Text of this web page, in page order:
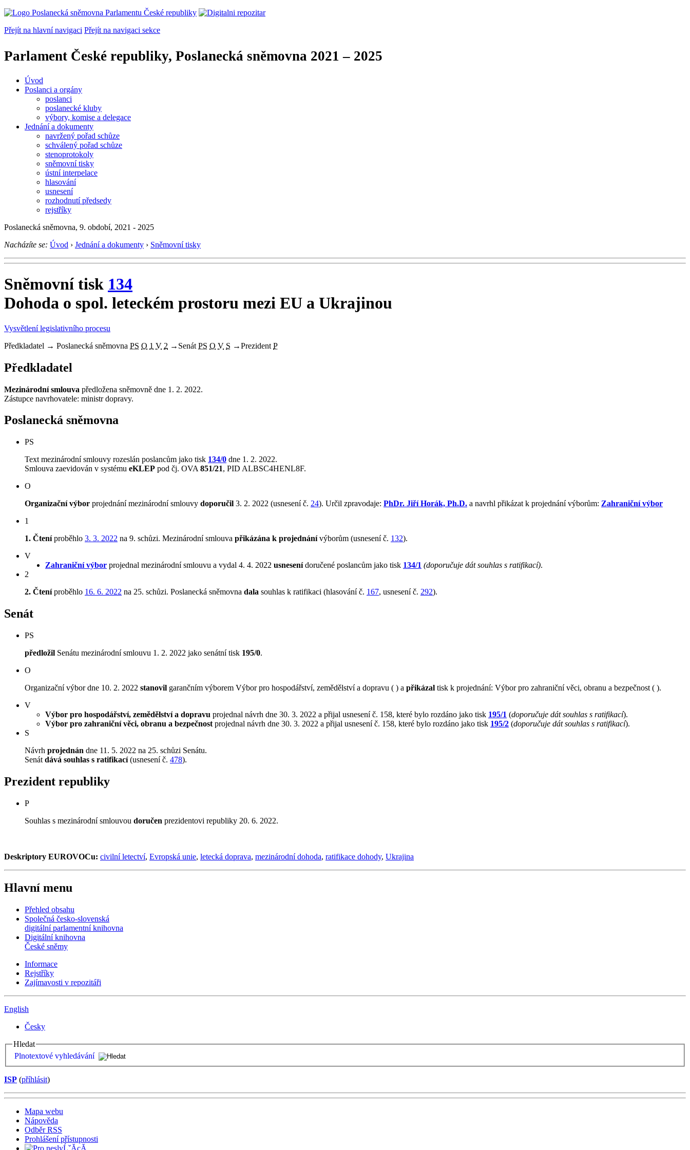
Přejít na hlavní navigaci Přejít na navigaci sekce
Parlament České republiky, Poslanecká sněmovna 2021 – 2025
Úvod
Poslanci a orgány
poslanci
poslanecké kluby
výbory, komise a delegace
Jednání a dokumenty
navržený pořad schůze
schválený pořad schůze
stenoprotokoly
sněmovní tisky
ústní interpelace
hlasování
usnesení
rozhodnutí předsedy
rejstříky
Poslanecká sněmovna, 9. období, 2021 - 2025
Nacházíte se: Úvod › Jednání a dokumenty › Sněmovní tisky
Sněmovní tisk 134
Dohoda o spol. leteckém prostoru mezi EU a Ukrajinou
Vysvětlení legislativního procesu
Předkladatel → Poslanecká sněmovna PS O 1 V 2 → Senát PS O V S →Prezident P
Předkladatel
Mezinárodní smlouva předložena sněmovně dne 1. 2. 2022.
Zástupce navrhovatele: ministr dopravy.
Poslanecká sněmovna
PS
Text mezinárodní smlouvy rozeslán poslancům jako tisk 134/0 dne 1. 2. 2022.
Smlouva zaevidován v systému eKLEP pod čj. OVA 851/21, PID ALBSC4HENL8F.
O
Organizační výbor projednání mezinárodní smlouvy doporučil 3. 2. 2022 (usnesení č. 24). Určil zpravodaje: PhDr. Jiří Horák, Ph.D. a navrhl přikázat k projednání výborům: Zahraniční výbor
1
1. Čteníproběhlo 3. 3. 2022 na 9. schůzi. Mezinárodní smlouva přikázána k projednánívýborům (usnesení č. 132).
V
Zahraniční výbor projednal mezinárodní smlouvu a vydal 4. 4. 2022 usnesenídoručené poslancům jako tisk 134/1 (doporučuje dát souhlas s ratifikací).
2
2. Čteníproběhlo 16. 6. 2022 na 25. schůzi. Poslanecká sněmovna dala souhlas k ratifikaci (hlasování č. 167, usnesení č. 292).
Senát
PS
předložil Senátu mezinárodní smlouvu 1. 2. 2022 jako senátní tisk 195/0.
O
Organizační výbor dne 10. 2. 2022 stanovil garančním výborem Výbor pro hospodářství, zemědělství a dopravu ( ) a přikázal tisk k projednání: Výbor pro zahraniční věci, obranu a bezpečnost ( ).
V
Výbor pro hospodářství, zemědělství a dopravu projednal návrh dne 30. 3. 2022 a přijal usnesení č. 158, které bylo rozdáno jako tisk 195/1 (doporučuje dát souhlas s ratifikací).
Výbor pro zahraniční věci, obranu a bezpečnost projednal návrh dne 30. 3. 2022 a přijal usnesení č. 158, které bylo rozdáno jako tisk 195/2 (doporučuje dát souhlas s ratifikací).
S
Návrh projednán dne 11. 5. 2022 na 25. schůzi Senátu.
Senát dává souhlas s ratifikací(usnesení č. 478).
Prezident republiky
P
Souhlas s mezinárodní smlouvou doručen prezidentovi republiky 20. 6. 2022.
Deskriptory EUROVOCu: civilní letectví, Evropská unie, letecká doprava, mezinárodní dohoda, ratifikace dohody, Ukrajina
Hlavní menu
Přehled obsahu
Společná česko-slovenská
digitální parlamentní knihovna
Digitální knihovna
České sněmy
Informace
Rejstříky
Zajímavosti v repozitáři
English
Česky
Hledat
Plnotextové vyhledávání
ISP (příhlásit)
Mapa webu
Nápověda
Odběr RSS
Prohlášení přístupnosti